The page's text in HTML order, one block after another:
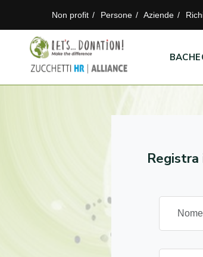
Non profit Persone Aziende